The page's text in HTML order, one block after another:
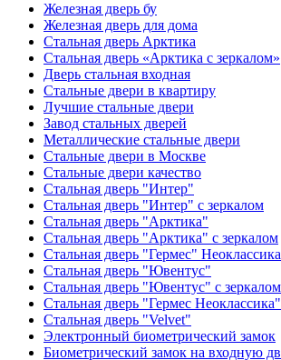
Железная дверь бу
Железная дверь для дома
Стальная дверь Арктика
Стальная дверь «Арктика с зеркалом»
Дверь стальная входная
Стальные двери в квартиру
Лучшие стальные двери
Завод стальных дверей
Металлические стальные двери
Стальные двери в Москве
Стальные двери качество
Стальная дверь "Интер"
Стальная дверь "Интер" с зеркалом
Стальная дверь "Арктика"
Стальная дверь "Арктика" с зеркалом
Стальная дверь "Гермес"
Стальная дверь "Ювентус"
Стальная дверь "Ювентус" с зеркалом
Стальная дверь "Гермес Неоклассика"
Стальная дверь "Velvet"
Электронный биометрический замок
Биометрический замок на входную